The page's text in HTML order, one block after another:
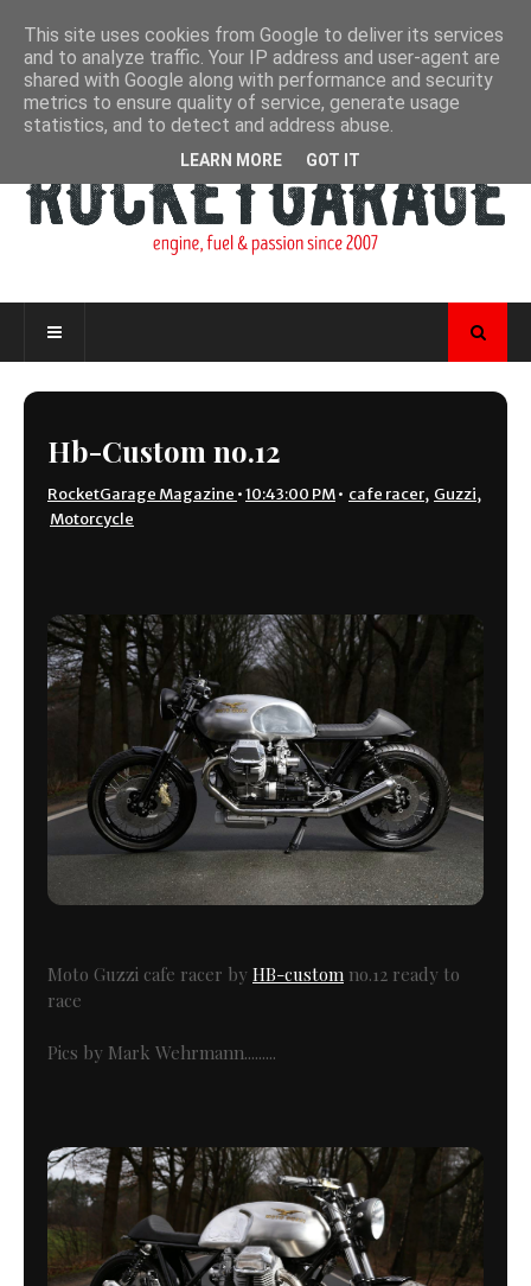
Hb-Custom no.12
RocketGarage Magazine •10:43:00 PM• cafe racer, Guzzi,
Motorcycle
Moto Guzzi cafe racer by HB-custom no.12 ready to
race
Pics by Mark Wehrmann.........
This site uses cookies from Google to deliver its services
and to analyze traffic. Your IP address and user-agent are
shared with Google along with performance and security
metrics to ensure quality of service, generate usage
statistics, and to detect and address abuse.
LEARN MORE GOT IT